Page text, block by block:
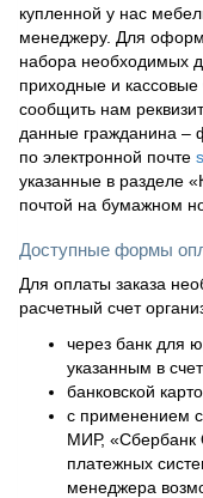
купленной у нас
менеджеру. Для
набора необходимых
приходные и кассовые
сообщить нам
данные гражданина –
по электронной почте
указанные в разделе
почтой на бумажном
Доступные формы
Для оплаты заказа
расчетный счет
через банк для
указанным в
банковской
с применением
МИР, «Сбербанк
платежных
менеджера